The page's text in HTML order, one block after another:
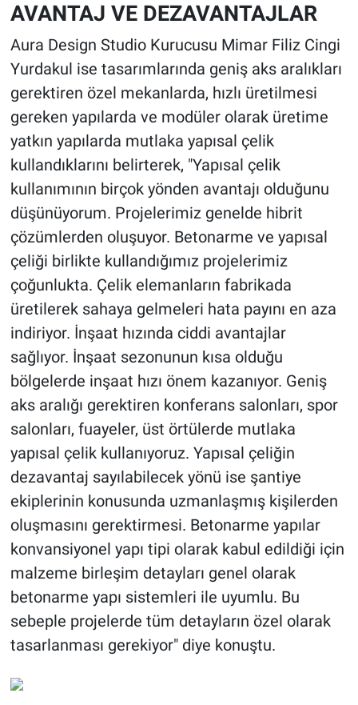
AVANTAJ VE DEZAVANTAJLAR
Aura Design Studio Kurucusu Mimar Filiz Cingi
Yurdakul ise tasarımlarında geniş aks aralıkları
gerektiren özel mekanlarda, hızlı üretilmesi
gereken yapılarda ve modüler olarak üretime
yatkın yapılarda mutlaka yapısal çelik
kullandıklarını belirterek, "Yapısal çelik
kullanımının birçok yönden avantajı olduğunu
düşünüyorum. Projelerimiz genelde hibrit
çözümlerden oluşuyor. Betonarme ve yapısal
çeliği birlikte kullandığımız projelerimiz
çoğunlukta. Çelik elemanların fabrikada
üretilerek sahaya gelmeleri hata payını en aza
indiriyor. İnşaat hızında ciddi avantajlar
sağlıyor. İnşaat sezonunun kısa olduğu
bölgelerde inşaat hızı önem kazanıyor. Geniş
aks aralığı gerektiren konferans salonları, spor
salonları, fuayeler, üst örtülerde mutlaka
yapısal çelik kullanıyoruz. Yapısal çeliğin
dezavantaj sayılabilecek yönü ise şantiye
ekiplerinin konusunda uzmanlaşmış kişilerden
oluşmasını gerektirmesi. Betonarme yapılar
konvansiyonel yapı tipi olarak kabul edildiği için
malzeme birleşim detayları genel olarak
betonarme yapı sistemleri ile uyumlu. Bu
sebeple projelerde tüm detayların özel olarak
tasarlanması gerekiyor" diye konuştu.